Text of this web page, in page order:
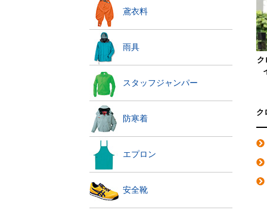
鳶衣料
雨具
スタッフジャンパー
防寒着
エプロン
安全靴
ク
ク